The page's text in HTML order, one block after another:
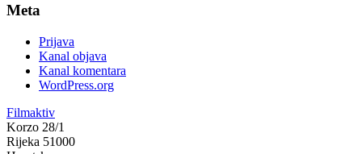
Meta
Prijava
Kanal objava
Kanal komentara
WordPress.org
Filmaktiv
Korzo 28/1
Rijeka 51000